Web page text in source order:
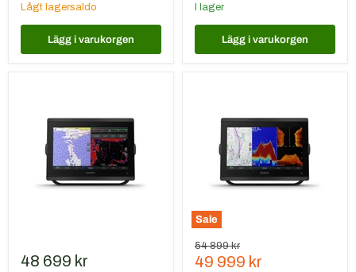
Lågt lagersaldo
Lägg i varukorgen
I lager
Lägg i varukorgen
plotter,
ekolod
48 699 kr
Sale
plotter,
8412xsv
ekolod
Ursprungspris
54 899 kr
Nuvarande
49 999 kr